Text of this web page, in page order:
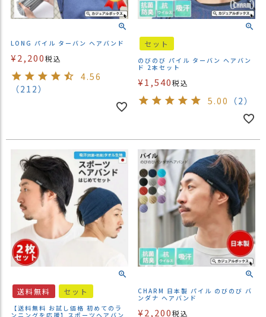
LONG パイル ターバン ヘアバンド
¥2,200税込
4.56
（212）
セット
のびのび パイル ターバン ヘアバン
ド 2本セット
¥1,540税込
5.00 （2）
送料無料 セット
【送料無料 お試し価格 初めてのラ
ンニングを応援】スポーツヘアバン
CHARM 日本製 パイル のびのび バ
ンダナ ヘアバンド
¥2,200税込